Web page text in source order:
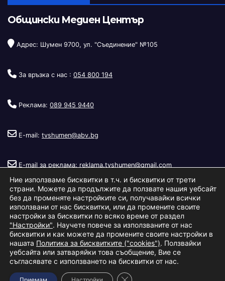
Общински Медиен Център
Адрес: Шумен 9700, ул. "Съединение" №105
За връзка с нас : 054 800 194
Реклама: 089 945 9440
E-mail: tvshumen@abv.bg
E-mail за реклама: reklama.tvshumen@gmail.com
Copyright © 2026Телевизия Шумен.|Изработка: S.I.T Solutions
Ltd.
За насРекламаУсловия за ползване
Политика за бисквитки
Ние използваме бисквитки в т.ч. и бисквитки от трети
страни. Можете да продължите да ползвате нашия уебсайт
без да променяте настройките си, получавайки всички
използвани от нас бисквитки, или да промените своите
настройки за бисквитки по всяко време от раздел
"Настройки". Научете повече за използваните от нас
бисквитки и как можете да промените своите настройки в
нашата Политика за бисквитките ("cookies"). Ползвайки
уебсайта или затваряйки това съобщение, Вие се
съгласявате с използването на бисквитки от нас.
Close GDPR Cookie Banner